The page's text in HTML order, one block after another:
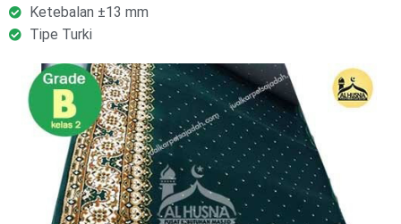
Ketebalan ±13 mm
Tipe Turki